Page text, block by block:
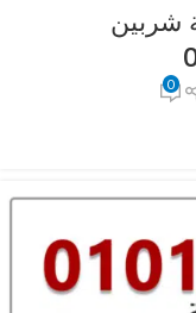
شربين
0